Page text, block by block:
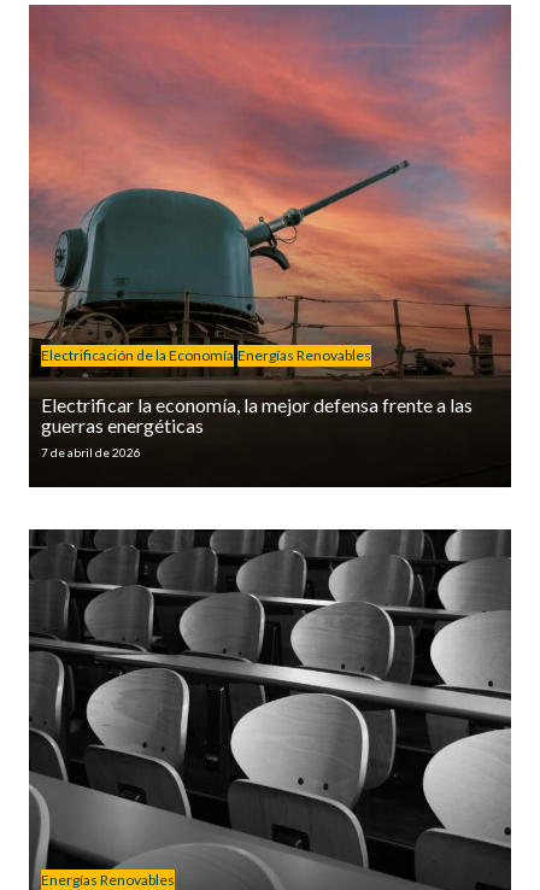
Electrificación de la Economía Energías Renovables
Electrificar la economía, la mejor defensa frente a las
guerras energéticas
7 de abril de 2026
Energías Renovables